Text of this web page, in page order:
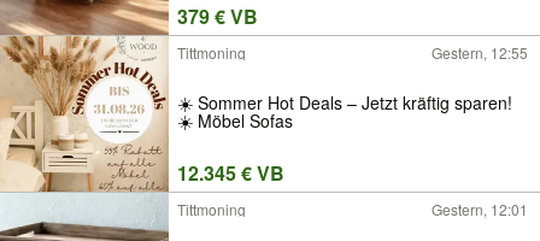
379 € VB
Tittmoning Gestern, 12:55
☀️ Sommer Hot Deals – Jetzt kräftig sparen!
☀️ Möbel Sofas
12.345 € VB
Tittmoning Gestern, 12:01